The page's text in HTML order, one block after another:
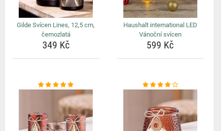
Gilde Svícen Lines, 12,5 cm,
černozlatá
349 Kč
Haushalt international LED
Vánoční svícen
599 Kč